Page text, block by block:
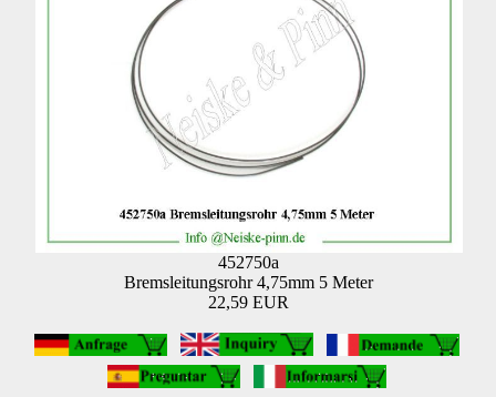
452750a
Bremsleitungsrohr 4,75mm 5 Meter
22,59 EUR